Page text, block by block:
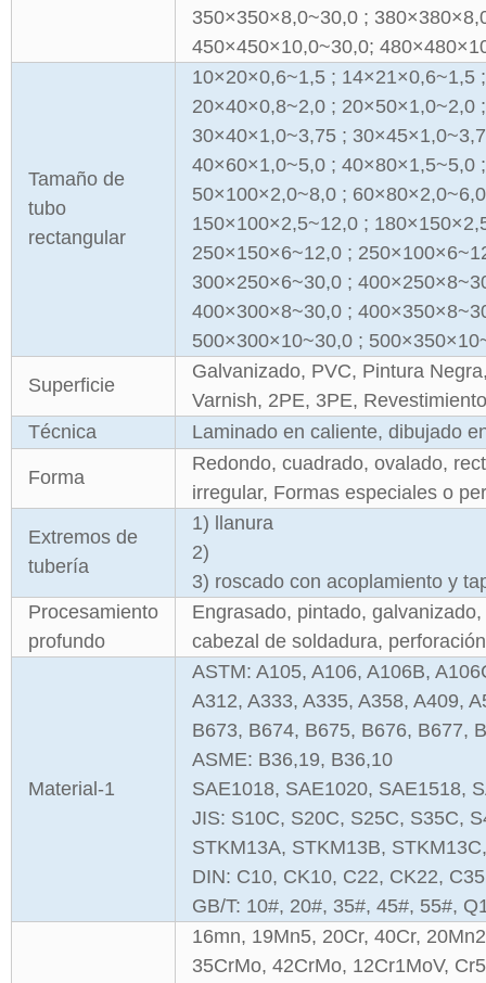
350×350×8,0~30,0 ;
450×450×10,0~30,0;
Tamaño de
tubo
rectangular
10×20×0,6~1,5 ; 14×21×0,6~1,5
20×40×0,8~2,0 ; 20×50×1,0~2,0
30×40×1,0~3,75 ;
40×60×1,0~5,0 ; 40×80×1,5~5,0
50×100×2,0~8,0 ;
150×100×2,5~12,0 ;
250×150×6~12,0 ;
300×250×6~30,0 ;
400×300×8~30,0 ;
500×300×10~30,0 ;
Superficie
Galvanizado, PVC, Pintura
Varnish, 2PE, 3PE,
Técnica
Laminado en caliente, dibujado
Forma
Redondo, cuadrado, ovalado,
irregular, Formas especiales o
Extremos de
tubería
1) llanura
2)
3) roscado con acoplamiento y
Procesamiento
profundo
Engrasado, pintado,
cabezal de soldadura,
Material-1
ASTM: A105, A106, A106B,
A312, A333, A335, A358, A409,
B673, B674, B675, B676, B677,
ASME: B36,19, B36,10
SAE1018, SAE1020, SAE1518,
JIS: S10C, S20C, S25C, S35C,
STKM13A, STKM13B,
DIN: C10, CK10, C22, CK22,
GB/T: 10#, 20#, 35#, 45#, 55#,
16mn, 19Mn5, 20Cr, 40Cr,
35CrMo, 42CrMo, 12Cr1MoV,